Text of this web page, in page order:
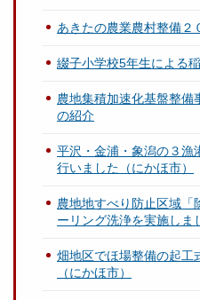
あきたの農業農村整備２
綴子小学校5年生による
農地集積加速化基盤整備
の紹介
平沢・金浦・象潟の３漁
行いました（にかほ市）
農地地すべり防止区域「
ーリング洗浄を実施しま
畑地区でほ場整備の起工
（にかほ市）